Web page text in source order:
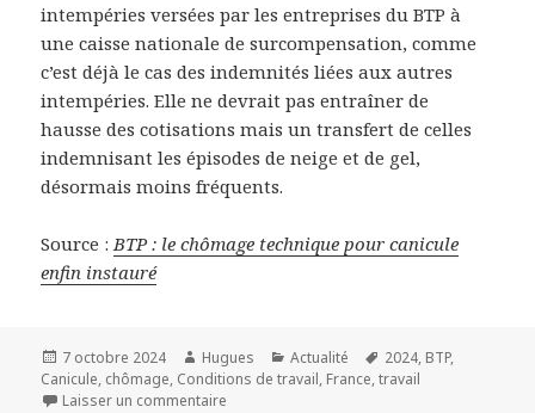
intempéries versées par les entreprises duBTP à
une caisse nationale de surcompensation, comme
c’est déjà le cas des indemnités liées aux autres
intempéries. Elle ne devrait pas entraîner de
hausse des cotisations mais un transfert de celles
indemnisant les épisodes de neige et de gel,
désormais moins fréquents.
Source : BTP : le chômage technique pour canicule
enfin instauré
Publié
le
7 octobre 2024 Auteur
Hugues Catégories
Actualité
Mots-
clés
2024, BTP,
Canicule, chômage, Conditions de travail, France,travail
Laisser un commentaire